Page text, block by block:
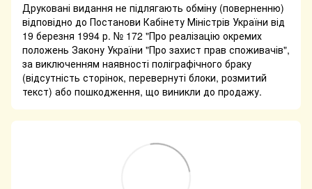
Друковані видання не підлягають обміну (поверненню)
відповідно до Постанови Кабінету Міністрів України від
19 березня 1994 р. № 172 "Про реалізацію окремих
положень Закону України "Про захист прав споживачів",
за виключенням наявності поліграфічного браку
(відсутність сторінок, перевернуті блоки, розмитий
текст) або пошкодження, що виникли до продажу.